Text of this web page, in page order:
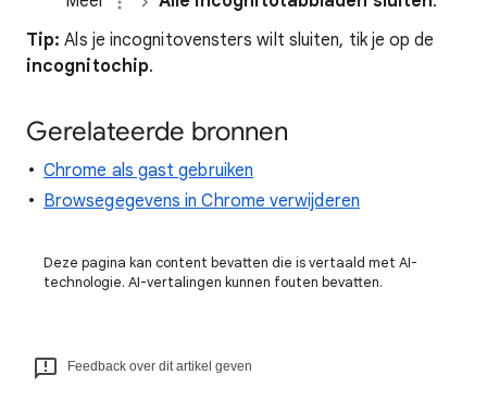
Tip: Als je incognitovensters wilt sluiten, tik je op de
incognitochip.
Gerelateerde bronnen
Chrome als gast gebruiken
Browsegegevens in Chrome verwijderen
Deze pagina kan content bevatten die is vertaald met AI-
technologie. AI-vertalingen kunnen fouten bevatten.
Feedback over dit artikel geven